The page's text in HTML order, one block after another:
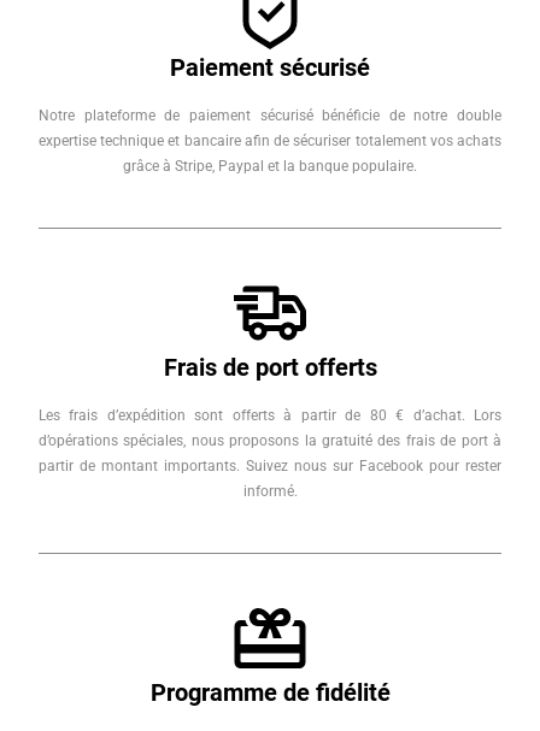
Paiement sécurisé
Notre plateforme de paiement sécurisé bénéficie de notre double
expertise technique et bancaire afin de sécuriser totalement vos achats
grâce à Stripe, Paypal et la banque populaire.
Frais de port offerts
Les frais d’expédition sont offerts à partir de 80 € d’achat. Lors
d’opérations spéciales, nous proposons la gratuité des frais de port à
partir de montant importants. Suivez nous sur Facebook pour rester
informé.
Programme de fidélité